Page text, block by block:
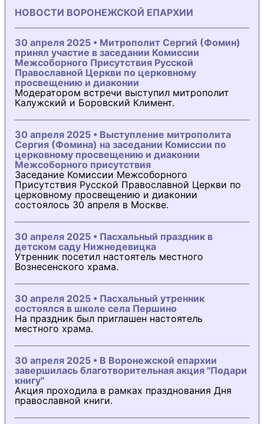
НОВОСТИ ВОРОНЕЖСКОЙ ЕПАРХИИ
30 апреля 2025 • Митрополит Сергий (Фомин)
принял участие в заседании Комиссии
Межсоборного Присутствия Русской
Православной Церкви по церковному
просвещению и диаконии
Модератором встречи выступил митрополит
Калужский и Боровский Климент.
30 апреля 2025 • Выступление митрополита
Сергия (Фомина) на заседании Комиссии по
церковному просвещению и диаконии
Межсоборного присутствия
Заседание Комиссии Межсоборного
Присутствия Русской Православной Церкви по
церковному просвещению и диаконии
состоялось 30 апреля в Москве.
30 апреля 2025 • Пасхальный праздник в
детском саду Нижнедевицка
Утренник посетил настоятель местного
Вознесенского храма.
30 апреля 2025 • Пасхальный утренник
состоялся в школе села Першино
На праздник был приглашен настоятель
местного храма.
30 апреля 2025 • В Воронежской епархии
завершилась благотворительная акция "Подари
книгу"
Акция проходила в рамках празднования Дня
православной книги.